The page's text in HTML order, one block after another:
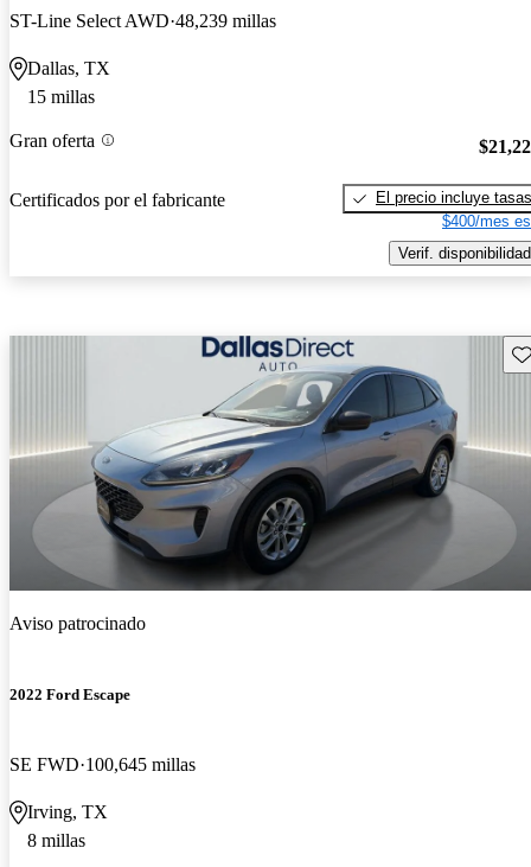
ST-Line Select AWD 48,239 millas
Dallas, TX
15 millas
Gran oferta
Certificados por el fabricante
El precio incluye tasas
$400/mes
Verif. disponibilidad
Aviso patrocinado
2022 Ford Escape
SE FWD 100,645 millas
Irving, TX
8 millas